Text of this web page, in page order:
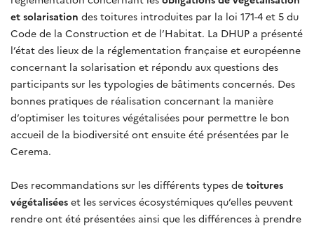
et solarisation des toitures introduites par la loi 171-4 et 5 du
Code de la Construction et de l’Habitat. La DHUP a présenté
l’état des lieux de la réglementation française et européenne
concernant la solarisation et répondu aux questions des
participants sur les typologies de bâtiments concernés. Des
bonnes pratiques de réalisation concernant la manière
d’optimiser les toitures végétalisées pour permettre le bon
accueil de la biodiversité ont ensuite été présentées par le
Cerema.
Des recommandations sur les différents types de toitures
végétalisées et les services écosystémiques qu’elles peuvent
rendre ont été présentées ainsi que les différences à prendre